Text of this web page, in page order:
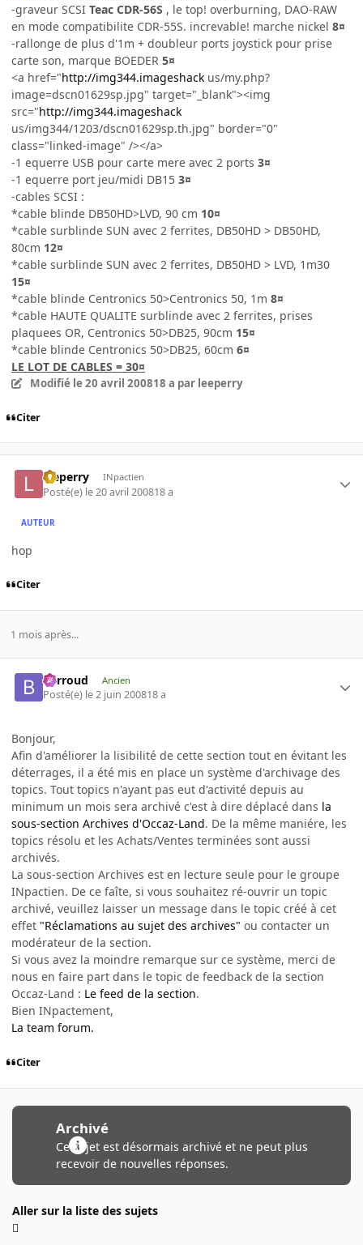
-graveur SCSI Teac CDR-56S , le top! overburning, DAO-RAW
en mode compatibilite CDR-55S. increvable! marche nickel 8¤
-rallonge de plus d'1m + doubleur ports joystick pour prise
carte son, marque BOEDER 5¤
<a href="http://img344.imageshack us/my.php?
image=dscn01629sp.jpg" target="_blank"><img
src="http://img344.imageshack
us/img344/1203/dscn01629sp.th.jpg" border="0"
class="linked-image" /></a>
-1 equerre USB pour carte mere avec 2 ports 3¤
-1 equerre port jeu/midi DB15 3¤
-cables SCSI :
*cable blinde DB50HD>LVD, 90 cm 10¤
*cable surblinde SUN avec 2 ferrites, DB50HD > DB50HD,
80cm 12¤
*cable surblinde SUN avec 2 ferrites, DB50HD > LVD, 1m30
15¤
*cable blinde Centronics 50>Centronics 50, 1m 8¤
*cable HAUTE QUALITE surblinde avec 2 ferrites, prises
plaquees OR, Centronics 50>DB25, 90cm 15¤
*cable blinde Centronics 50>DB25, 60cm 6¤
LE LOT DE CABLES = 30¤
Modifié le 20 avril 200818 a par leeperry
Citer
leeperry INpactien
Posté(e) le 20 avril 200818 a
AUTEUR
hop
Citer
1 mois après...
Barroud Ancien
Posté(e) le 2 juin 200818 a
Bonjour,
Afin d'améliorer la lisibilité de cette section tout en évitant les
déterrages, il a été mis en place un système d'archivage des
topics. Tout topics n'ayant pas eut d'activité depuis au
minimum un mois sera archivé c'est à dire déplacé dans la
sous-section Archives d'Occaz-Land. De la même maniére, les
topics résolu et les Achats/Ventes terminées sont aussi
archivés.
La sous-section Archives est en lecture seule pour le groupe
INpactien. De ce faîte, si vous souhaitez ré-ouvrir un topic
archivé, veuillez laisser un message dans le topic créé à cet
effet "Réclamations au sujet des archives" ou contacter un
modérateur de la section.
Si vous avez la moindre remarque sur ce système, merci de
nous en faire part dans le topic de feedback de la section
Occaz-Land : Le feed de la section.
Bien INpactement,
La team forum.
Citer
Archivé
Ce sujet est désormais archivé et ne peut plus
recevoir de nouvelles réponses.
Aller sur la liste des sujets